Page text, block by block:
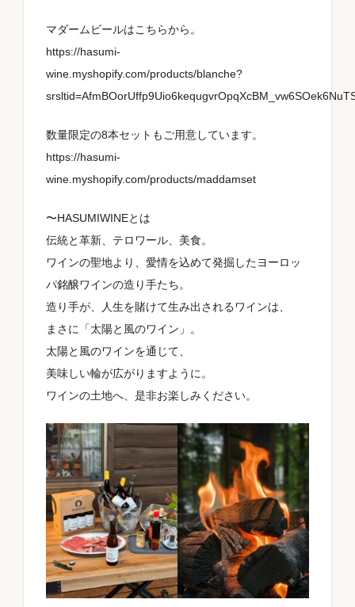
マダームビールはこちらから。
https://hasumi-
wine.myshopify.com/products/blanche?
数量限定の8本セットもご用意しています。
https://hasumi-
wine.myshopify.com/products/maddamset
〜HASUMIWINEとは
伝統と革新、テロワール、美食。
ワインの聖地より、愛情を込めて発掘したヨーロッ
パ銘醸ワインの造り手たち。
造り手が、人生を賭けて生み出されるワインは、
まさに「太陽と風のワイン」。
太陽と風のワインを通じて、
美味しい輪が広がりますように。
ワインの土地へ、是非お楽しみください。